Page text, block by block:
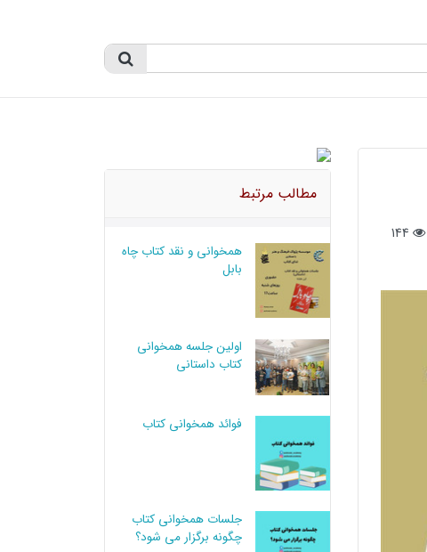
مطالب مرتبط
همخوانی و نقد کتاب چاه
بابل
اولین جلسه همخوانی
کتاب داستانی
فوائد همخوانی کتاب
جلسات همخوانی کتاب
چگونه برگزار می شود؟